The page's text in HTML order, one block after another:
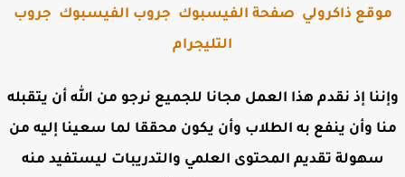
ذاكرولي صفحة الفيسبوك جروب الفيسبوك جروب
التليجرام
إذ نقدم هذا العمل مجانا للجميع نرجو من الله أن يتقبله
وأن ينفع به الطلاب وأن يكون محققا لما سعينا إليه من
سهولة تقديم المحتوى العلمي والتدريبات ليستفيد منه